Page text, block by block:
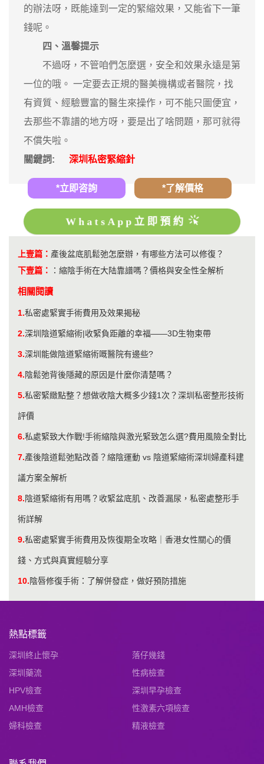
的辦法呀，既能達到一定的緊縮效果，又能省下一筆
錢呢。
四、溫馨提示
不過呀，不管咱們怎麼選，安全和效果永遠是第
一位的哦。 一定要去正規的醫美機構或者醫院，找
有資質、經驗豐富的醫生來操作，可不能只圖便宜，
去那些不靠譜的地方呀，要是出了啥問題，那可就得
不償失啦。
關鍵詞:
深圳私密緊縮針
*立即咨詢 *了解價格
WhatsApp立即預約
上壹篇： 產後盆底肌鬆弛怎麼辦，有哪些方法可以修復？
下壹篇：
： 縮陰手術在大陆靠譜嗎？價格與安全性全解析
相關閱讀
1.私密處緊實手術費用及效果揭秘
2.深圳陰道緊縮術|收緊負距離的幸福——3D生物束帶
3.深圳能做陰道緊縮術嘅醫院有邊些?
4.陰鬆弛背後隱藏的原因是什麼你清楚嗎？
5.私密緊緻點整？想做收陰大概多少錢1次？深圳私密整形技術
評價
6.私處緊致大作戰!手術縮陰與激光緊致怎么選?費用風險全對比
7.產後陰道鬆弛點改善？縮陰運動 vs 陰道緊縮術深圳婦產科建
議方案全解析
8.陰道緊縮術有用嗎？收緊盆底肌、改善漏尿，私密處整形手
術詳解
9.私密處緊實手術費用及恢復期全攻略｜香港女性關心的價
錢、方式與真實經驗分享
10.陰唇修復手術：了解併發症，做好預防措施
熱點標籤
深圳終止懷孕
落仔幾錢
深圳藥流
性病檢查
HPV檢查
深圳早孕檢查
AMH檢查
性激素六項檢查
婦科檢查
精液檢查